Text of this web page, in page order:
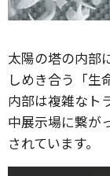
太陽の塔の内部
しめき合う「生
内部は複雑なト
中展示場に繋が
されています。